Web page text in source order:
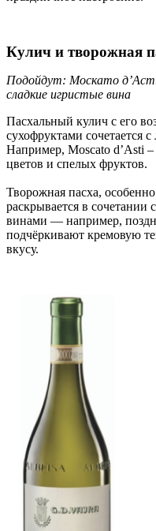
Кулич и творожная
Подойдут: Москато
сладкие игристые вина
Пасхальный кулич с его
сухофруктами сочетается
Например, Moscato d’Asti –
цветов и спелых фруктов.
Творожная пасха,
раскрывается в
винами — например,
подчёркивают кремовую
вкусу.